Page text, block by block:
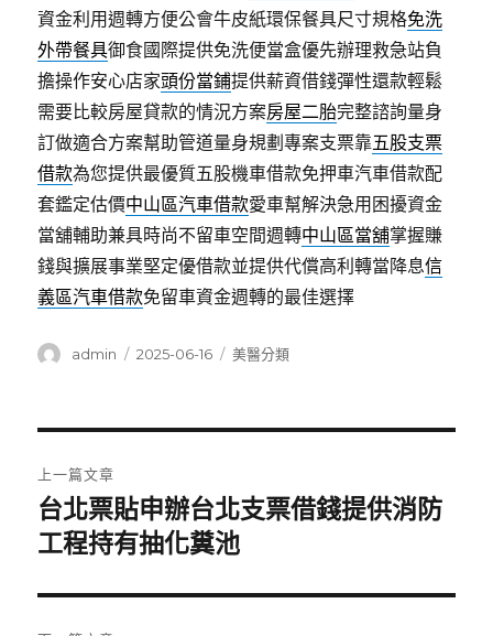
資金利用週轉方便公會牛皮紙環保餐具尺寸規格免洗
外帶餐具御食國際提供免洗便當盒優先辦理救急站負
擔操作安心店家頭份當鋪提供薪資借錢彈性還款輕鬆
需要比較房屋貸款的情況方案房屋二胎完整諮詢量身
訂做適合方案幫助管道量身規劃專案支票靠五股支票
借款為您提供最優質五股機車借款免押車汽車借款配
套鑑定估價中山區汽車借款愛車幫解決急用困擾資金
當舖輔助兼具時尚不留車空間週轉中山區當舖掌握賺
錢與擴展事業堅定優借款並提供代償高利轉當降息信
義區汽車借款免留車資金週轉的最佳選擇
作
admin
發
2025-06-16
分
美醫分類
章
導
覽
上一篇文章
上
一
文
章:
台北票貼申辦台北支票借錢提供消防
工程持有抽化糞池